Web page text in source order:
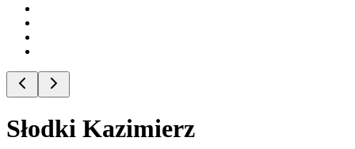
Słodki Kazimierz